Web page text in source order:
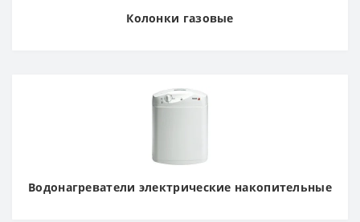
Колонки газовые
Водонагреватели электрические накопительные